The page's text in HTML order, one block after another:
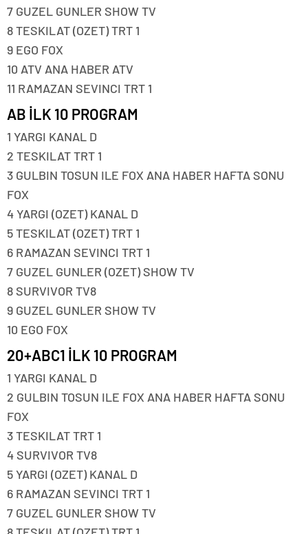
7 GUZEL GUNLER SHOW TV
8 TESKILAT (OZET) TRT 1
9 EGO FOX
10 ATV ANA HABER ATV
11 RAMAZAN SEVINCI TRT 1
AB İLK 10 PROGRAM
1 YARGI KANAL D
2 TESKILAT TRT 1
3 GULBIN TOSUN ILE FOX ANA HABER HAFTA SONU
FOX
4 YARGI (OZET) KANAL D
5 TESKILAT (OZET) TRT 1
6 RAMAZAN SEVINCI TRT 1
7 GUZEL GUNLER (OZET) SHOW TV
8 SURVIVOR TV8
9 GUZEL GUNLER SHOW TV
10 EGO FOX
20+ABC1 İLK 10 PROGRAM
1 YARGI KANAL D
2 GULBIN TOSUN ILE FOX ANA HABER HAFTA SONU
FOX
3 TESKILAT TRT 1
4 SURVIVOR TV8
5 YARGI (OZET) KANAL D
6 RAMAZAN SEVINCI TRT 1
7 GUZEL GUNLER SHOW TV